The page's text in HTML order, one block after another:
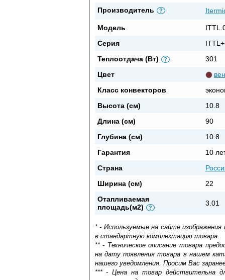
Производитель ?
Модель
Серия
Теплоотдача (Вт)
?
301
Цвет
Класс конвекторов
Высота (см)
10.8
Длина (см)
90
Глубина (см)
10.8
Гарантия
10
Страна
Ширина (см)
22
Отапливаемая
площадь(м2)
?
3.01
* - Используемые на сайте
в стандартную комплектацию товара.
** - Техническое описание товара
на дату появления товара в нашем
нашего уведомления. Просим Вас
*** - Цена на товар действительна